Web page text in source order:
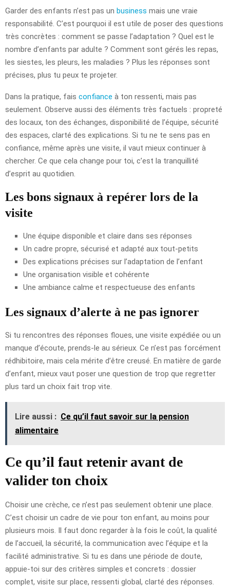
Garder des enfants n’est pas un business mais une vraie
responsabilité. C’est pourquoi il est utile de poser des questions
très concrètes : comment se passe l’adaptation ? Quel est le
nombre d’enfants par adulte ? Comment sont gérés les repas,
les siestes, les pleurs, les maladies ? Plus les réponses sont
précises, plus tu peux te projeter.
Dans la pratique, fais confiance à ton ressenti, mais pas
seulement. Observe aussi des éléments très factuels : propreté
des locaux, ton des échanges, disponibilité de l’équipe, sécurité
des espaces, clarté des explications. Si tu ne te sens pas en
confiance, même après une visite, il vaut mieux continuer à
chercher. Ce que cela change pour toi, c’est la tranquillité
d’esprit au quotidien.
Les bons signaux à repérer lors de la
visite
Une équipe disponible et claire dans ses réponses
Un cadre propre, sécurisé et adapté aux tout-petits
Des explications précises sur l’adaptation de l’enfant
Une organisation visible et cohérente
Une ambiance calme et respectueuse des enfants
Les signaux d’alerte à ne pas ignorer
Si tu rencontres des réponses floues, une visite expédiée ou un
manque d’écoute, prends-le au sérieux. Ce n’est pas forcément
rédhibitoire, mais cela mérite d’être creusé. En matière de garde
d’enfant, mieux vaut poser une question de trop que regretter
plus tard un choix fait trop vite.
Lire aussi : Ce qu’il faut savoir sur la pension
alimentaire
Ce qu’il faut retenir avant de
valider ton choix
Choisir une crèche, ce n’est pas seulement obtenir une place.
C’est choisir un cadre de vie pour ton enfant, au moins pour
plusieurs mois. Il faut donc regarder à la fois le coût, la qualité
de l’accueil, la sécurité, la communication avec l’équipe et la
facilité administrative. Si tu es dans une période de doute,
appuie-toi sur des critères simples et concrets : dossier
complet, visite sur place, ressenti global, clarté des réponses.